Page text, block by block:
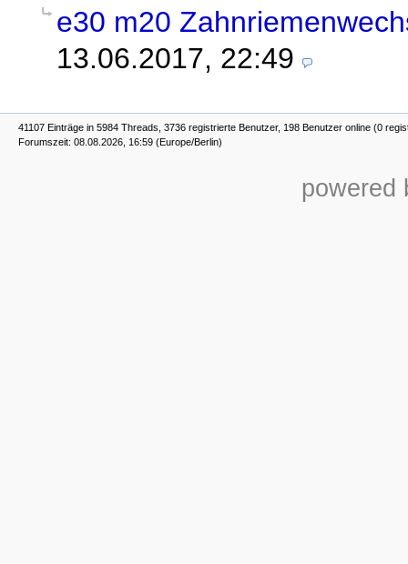
e30 m20
13.06.2017, 22:49
41107 Einträge in 5984 Threads, 3736 registrierte Benutzer, 198 Benutzer online (0
Forumszeit: 08.08.2026, 16:59 (Europe/Berlin)
powered